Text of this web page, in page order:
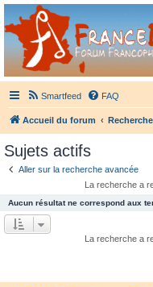
France Didgeridoo
Didgeridoo et Guimbarde sur France
Smartfeed FAQ
Accueil du forum
Sujets actifs
Aller sur la recherche avancée
La recherche a
Aucun résultat ne correspond aux
La recherche a